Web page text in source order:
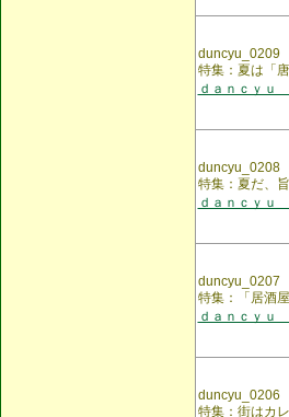
duncyu_0209
特集：夏は「
ｄａｎｃｙｕ
duncyu_0208
特集：夏だ、
ｄａｎｃｙｕ
duncyu_0207
特集：「居酒
ｄａｎｃｙｕ
duncyu_0206
特集：街はカ